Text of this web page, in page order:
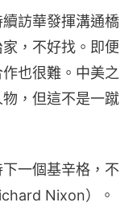
訪華發揮溝通橋
，不好找。即便
也很難。中美之
，但這不是一蹴
一個基辛格，不
Nixon）。